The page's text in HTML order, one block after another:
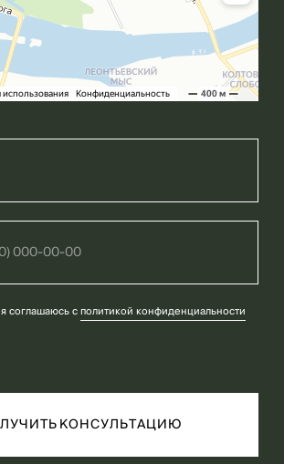
соглашаюсь сполитикой конфиденциальности
У Ч И Т Ь К О Н С У Л Ь Т А Ц И Ю